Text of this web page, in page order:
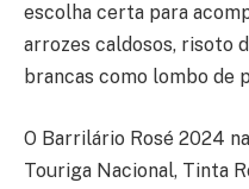
escolha certa para
arrozes caldosos, risoto
brancas como lombo de
O Barrilário Rosé 2024
Touriga Nacional, Tinta